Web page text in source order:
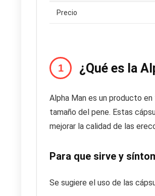
Precio
¿Qué es la
Alpha Man es un producto
tamaño del pene. Estas
mejorar la calidad de las
Para que sirve y
Se sugiere el uso de las